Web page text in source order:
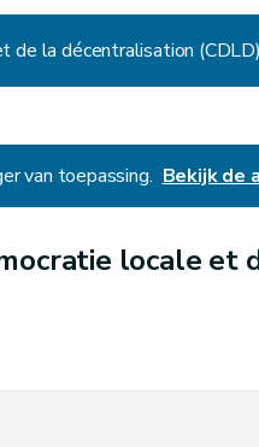
de la décentralisation (CDLD)
van toepassing. Bekijk de
locale et